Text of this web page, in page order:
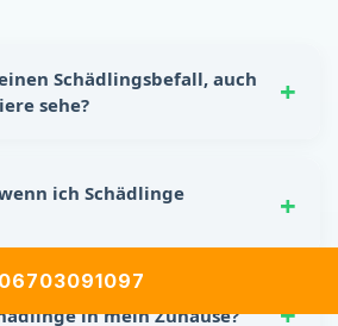
Schädlingsbefall, auch
sehe?
sowie unangenehme Gerüche.
sind ein
ich Schädlinge
und für Sauberkeit sorgen. Für
empfiehlt sich die
in mein Zuhause?
06703091097